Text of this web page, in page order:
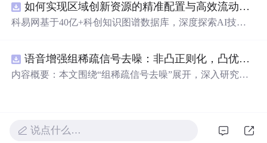
如何实现区域创新资源的精准配置与高效流动？.docx
科易网基于40亿+科创知识图谱数据库，深度探索AI技术
新领域的AI+数智化解决方案，推动科技创新与产业创新
智能化发展。
语音增强组稀疏信号去噪：非凸正则化，凸优化研究（Matlab代码实现）
内容概要：本文围绕“组稀疏信号去噪”展开，深入研究了
实际应用中实现更优的去噪性能。研究采用组稀疏建模范
式，将信号按子带或时频块进行分组，以更好地保留信号
说点什么…